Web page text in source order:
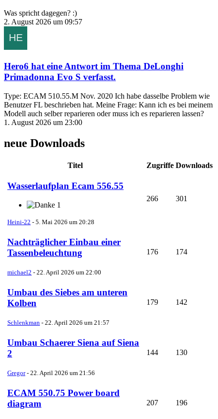
Was spricht dagegen? :)
2. August 2026 um 09:57
Hero6 hat eine Antwort im Thema DeLonghi
Primadonna Evo S verfasst.
Type: ECAM 510.55.M Nov. 2020 Ich habe dasselbe Problem wie
Benutzer FL beschrieben hat. Meine Frage: Kann ich es bei meinem
Modell auch selber reparieren oder muss ich es reparieren lassen?
1. August 2026 um 23:00
neue Downloads
Titel Zugriffe Downloads
Wasserlaufplan Ecam 556.55
1
Heini-22 - 5. Mai 2026 um 20:28
266 301
Nachträglicher Einbau einer
Tassenbeleuchtung
michael2 - 22. April 2026 um 22:00
176 174
Umbau des Siebes am unteren
Kolben
Schlenkman - 22. April 2026 um 21:57
179 142
Umbau Schaerer Siena auf Siena
2
Gregor- 22. April 2026 um 21:56
144 130
ECAM 550.75 Power board
diagram
207 196